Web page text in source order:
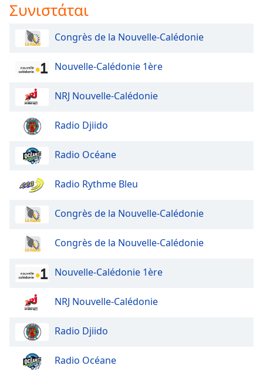
Opacity
Caption
Background
Font
Reset
Close
Modal
Συνιστάται
Congrès de la Nouvelle-Calédonie
Nouvelle-Calédonie 1ère
NRJ Nouvelle-Calédonie
Radio Djiido
Radio Océane
Radio Rythme Bleu
Congrès de la Nouvelle-Calédonie
Congrès de la Nouvelle-Calédonie
Nouvelle-Calédonie 1ère
NRJ Nouvelle-Calédonie
Radio Djiido
Radio Océane